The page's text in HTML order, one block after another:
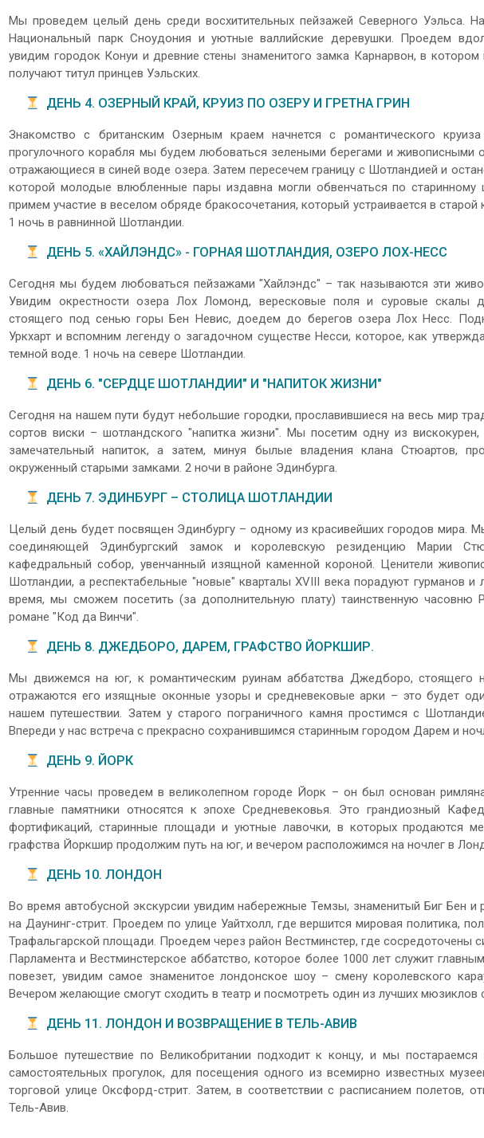
Мы проведем целый день среди восхитительных пейзажей Северного Уэльса.
Национальный парк Сноудония и уютные валлийские деревушки. Проедем
увидим городок Конуи и древние стены знаменитого замка Карнарвон, в котором
получают титул принцев Уэльских.
ДЕНЬ 4. ОЗЕРНЫЙ КРАЙ, КРУИЗ ПО ОЗЕРУ И ГРЕТНА ГРИН
Знакомство с британским Озерным краем начнется с романтического
прогулочного корабля мы будем любоваться зелеными берегами и живописными
отражающиеся в синей воде озера. Затем пересечем границу с Шотландией и
которой молодые влюбленные пары издавна могли обвенчаться по
примем участие в веселом обряде бракосочетания, который устраивается в
1 ночь в равнинной Шотландии.
ДЕНЬ 5. «ХАЙЛЭНДС» - ГОРНАЯ ШОТЛАНДИЯ, ОЗЕРО ЛОХ-НЕСС
Сегодня мы будем любоваться пейзажами "Хайлэндс" – так называются эти
Увидим окрестности озера Лох Ломонд, вересковые поля и суровые скалы
стоящего под сенью горы Бен Невис, доедем до берегов озера Лох Несс.
Уркхарт и вспомним легенду о загадочном существе Несси, которое, как
темной воде. 1 ночь на севере Шотландии.
ДЕНЬ 6. "СЕРДЦЕ ШОТЛАНДИИ" И "НАПИТОК ЖИЗНИ"
Сегодня на нашем пути будут небольшие городки, прославившиеся на весь мир
сортов виски – шотландского "напитка жизни". Мы посетим одну из вискокурен,
замечательный напиток, а затем, минуя былые владения клана Стюартов,
окруженный старыми замками. 2 ночи в районе Эдинбурга.
ДЕНЬ 7. ЭДИНБУРГ – СТОЛИЦА ШОТЛАНДИИ
Целый день будет посвящен Эдинбургу – одному из красивейших городов мира.
соединяющей Эдинбургский замок и королевскую резиденцию Марии
кафедральный собор, увенчанный изящной каменной короной. Ценители
Шотландии, а респектабельные "новые" кварталы XVIII века порадуют гурманов и
время, мы сможем посетить (за дополнительную плату) таинственную часовню
романе "Код да Винчи".
ДЕНЬ 8. ДЖЕДБОРО, ДАРЕМ, ГРАФСТВО ЙОРКШИР.
Мы движемся на юг, к романтическим руинам аббатства Джедборо, стоящего
отражаются его изящные оконные узоры и средневековые арки – это будет
нашем путешествии. Затем у старого пограничного камня простимся с
Впереди у нас встреча с прекрасно сохранившимся старинным городом Дарем и
ДЕНЬ 9. ЙОРК
Утренние часы проведем в великолепном городе Йорк – он был основан
главные памятники относятся к эпохе Средневековья. Это грандиозный
фортификаций, старинные площади и уютные лавочки, в которых продаются
графства Йоркшир продолжим путь на юг, и вечером расположимся на ночлег в
ДЕНЬ 10. ЛОНДОН
Во время автобусной экскурсии увидим набережные Темзы, знаменитый Биг Бен и
на Даунинг-стрит. Проедем по улице Уайтхолл, где вершится мировая политика,
Трафальгарской площади. Проедем через район Вестминстер, где сосредоточены
Парламента и Вестминстерское аббатство, которое более 1000 лет служит
повезет, увидим самое знаменитое лондонское шоу – смену королевского
Вечером желающие смогут сходить в театр и посмотреть один из лучших мюзиклов
ДЕНЬ 11. ЛОНДОН И ВОЗВРАЩЕНИЕ В ТЕЛЬ-АВИВ
Большое путешествие по Великобритании подходит к концу, и мы
самостоятельных прогулок, для посещения одного из всемирно известных
торговой улице Оксфорд-стрит. Затем, в соответствии с расписанием полетов,
Тель-Авив.